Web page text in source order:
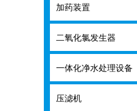
加药装置
二氧化氯发生器
一体化净水处理设备
压滤机